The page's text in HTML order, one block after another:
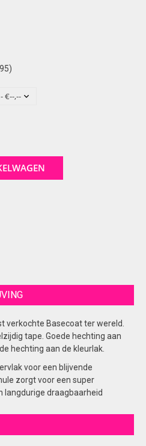
verkochte Basecoat ter wereld.
tape. Goede hechting aan
hechting aan de kleurlak.
voor een blijvende
zorgt voor een super
langdurige draagbaarheid